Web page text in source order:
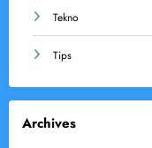
Tekno
Tips
Archives